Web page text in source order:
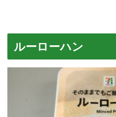
ルーローハン